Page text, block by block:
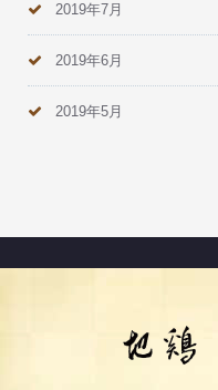
2019年7月
2019年6月
2019年5月